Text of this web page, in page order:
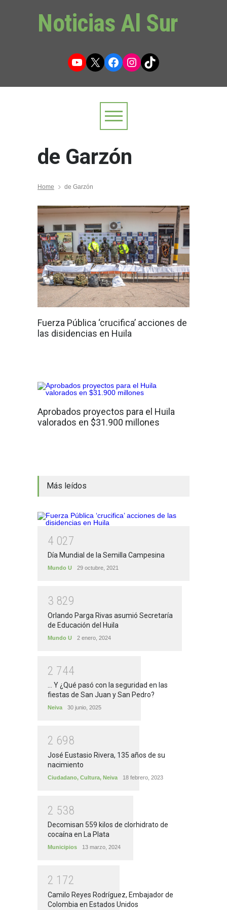
Noticias Al Sur
YouTube
X Facebook
Instagram
TikTok
de Garzón
Home de Garzón
Fuerza Pública ‘crucifica’ acciones de
las disidencias en Huila
Aprobados proyectos para el Huila
valorados en $31.900 millones
Más leídos
4 027
Día Mundial de la Semilla Campesina
Mundo U 29 octubre, 2021
3 829
Orlando Parga Rivas asumió Secretaría
de Educación del Huila
Mundo U 2 enero, 2024
2 744
... Y ¿Qué pasó con la seguridad en las
fiestas de San Juan y San Pedro?
Neiva 30 junio, 2025
2 698
José Eustasio Rivera, 135 años de su
nacimiento
Ciudadano, Cultura, Neiva 18 febrero, 2023
2 538
Decomisan 559 kilos de clorhidrato de
cocaína en La Plata
Municipios 13 marzo, 2024
2 1 72
Camilo Reyes Rodríguez, Embajador de
Colombia en Estados Unidos